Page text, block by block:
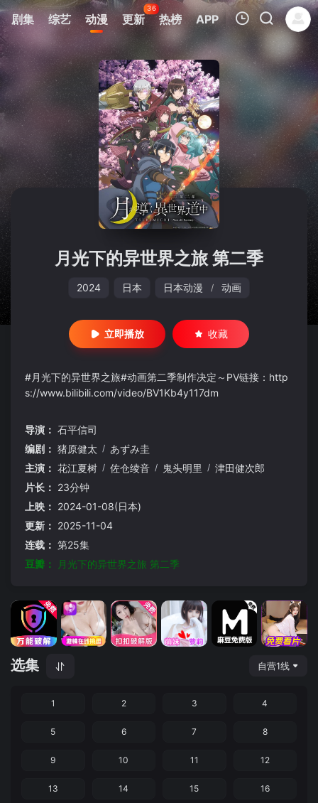
剧集 综艺 动漫 更新
36
热榜 APP
我的观影记录
暂无观看影片的记录
月光下的异世界之旅 第二季
2024 日本 日本动漫 / 动画
立即播放 收藏
#月光下的异世界之旅#动画第二季制作决定～PV链接：http
s://www.bilibili.com/video/BV1Kb4y117dm
导演： 石平信司
编剧： 猪原健太 / あずみ圭
主演： 花江夏树 / 佐仓绫音 / 鬼头明里 / 津田健次郎
片长： 23分钟
上映： 2024-01-08(日本)
更新： 2025-11-04
连载： 第25集
豆瓣：
月光下的异世界之旅 第二季
选集 自营1线
1 2 3 4
5 6 7 8
9 10 11 12
13 14 15 16